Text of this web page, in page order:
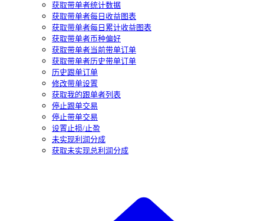
获取带单者统计数据
获取带单者每日收益图表
获取带单者每日累计收益图表
获取带单者币种偏好
获取带单者当前带单订单
获取带单者历史带单订单
历史跟单订单
修改带单设置
获取我的跟单者列表
停止跟单交易
停止带单交易
设置止损/止盈
未实现利润分成
获取未实现总利润分成